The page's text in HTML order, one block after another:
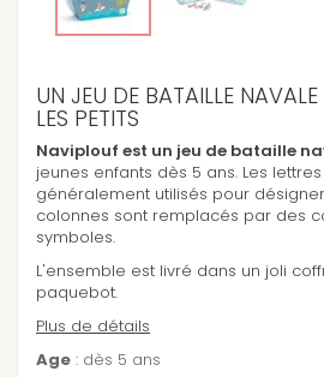
UN JEU DE BATAILLE
LES PETITS
Naviplouf est un jeu de bataille
jeunes enfants dès 5 ans. Les
généralement utilisés pour
colonnes sont remplacés par des
symboles.
L'ensemble est livré dans un joli
paquebot.
Plus de détails
Age : dès 5 ans